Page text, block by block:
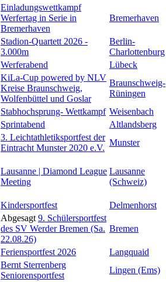
Einladungswettkampf
Werfertag in Serie in
Bremerhaven
Bremerhaven
Stadion-Quartett 2026 -
3.000m
Berlin-
Charlottenburg
Werferabend Lübeck
KiLa-Cup powered by NLV
Kreise Braunschweig,
Wolfenbüttel und Goslar
Braunschweig-
Rüningen
Stabhochsprung- Wettkampf Weisenbach
Sprintabend
Altlandsberg
3. Leichtathletiksportfest der
Eintracht Munster 2020 e.V.
Munster
Lausanne | Diamond League
Meeting
Lausanne
(Schweiz)
Kindersportfest Delmenhorst
Abgesagt 9. Schülersportfest
des SV Werder Bremen (Sa.
22.08.26)
Bremen
Feriensportfest 2026
Langquaid
Bernt Sterrenberg
Seniorensportfest
Lingen (Ems)